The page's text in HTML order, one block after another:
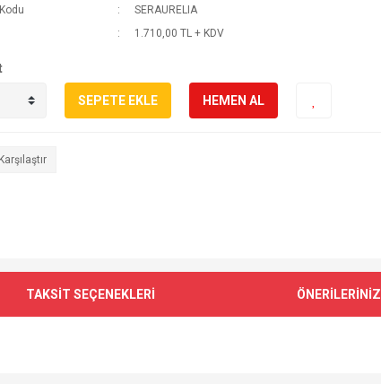
SERAURELIA
1.710,00 TL + KDV
SEPETE EKLE HEMEN AL
Karşılaştır
TAKSİT SEÇENEKLERİ ÖNERİLERİNİZ